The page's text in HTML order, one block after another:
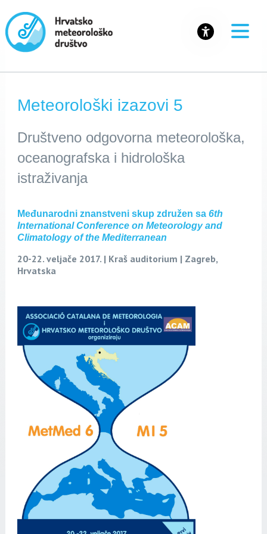
Meteorološki izazovi 5
Društveno odgovorna meteorološka,
oceanografska i hidrološka
istraživanja
Međunarodni znanstveni skup združen sa 6th
International Conference on Meteorology and
Climatology of the Mediterranean
20-22. veljače 2017. | Kraš auditorium | Zagreb,
Hrvatska